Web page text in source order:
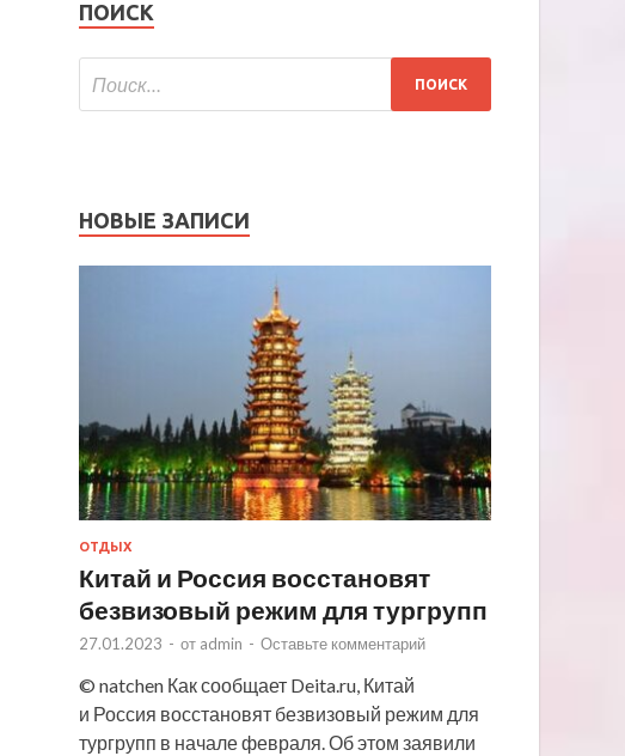
ПОИСК
НОВЫЕ ЗАПИСИ
ОТДЫХ
Китай и Россия восстановят
безвизовый режим для тургрупп
27.01.2023 - от admin - Оставьте комментарий
© natchen Как сообщает Deita.ru, Китай
и Россия восстановят безвизовый режим для
тургрупп в начале февраля. Об этом заявили